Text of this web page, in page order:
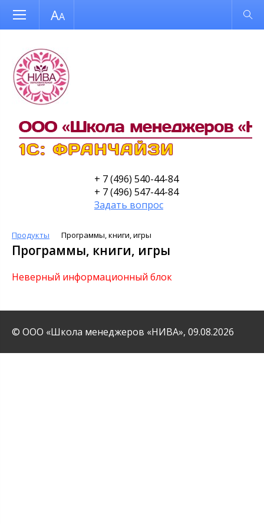
Размер шрифта Обычная версия
+ 7 (496) 540-44-84
+ 7 (496) 547-44-84
Задать вопрос
Продукты Программы, книги, игры
Программы, книги, игры
Неверный информационный блок
© ООО «Школа менеджеров «НИВА», 09.08.2026